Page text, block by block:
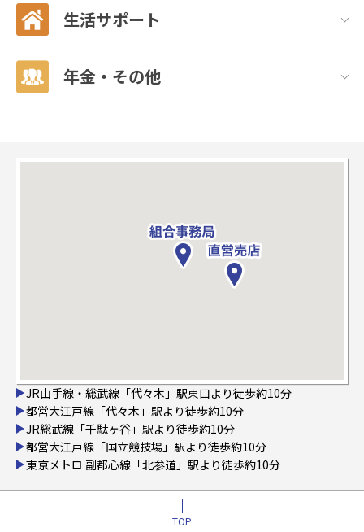
生活サポート
年金・その他
JR山手線・総武線「代々木」駅東口より徒歩約10分
都営大江戸線「代々木」駅より徒歩約10分
JR総武線「千駄ヶ谷」駅より徒歩約10分
都営大江戸線「国立競技場」駅より徒歩約10分
東京メトロ 副都心線「北参道」駅より徒歩約10分
TOP